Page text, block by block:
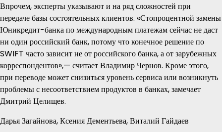
Впрочем, эксперты указывают и на ряд сложностей при
передаче базы состоятельных клиентов. «Стопроцентной замены
Юникредит-банка по международным платежам сейчас не даст
ни один российский банк, потому что конечное решение по
SWIFT часто зависит не от российского банка, а от зарубежных
корреспондентов»,— считает Владимир Чернов. Кроме этого,
при переводе может снизиться уровень сервиса или возникнуть
проблемы с несоответствием продуктов в банках, замечает
Дмитрий Целищев.
Дарья Загайнова, Ксения Дементьева, Виталий Гайдаев